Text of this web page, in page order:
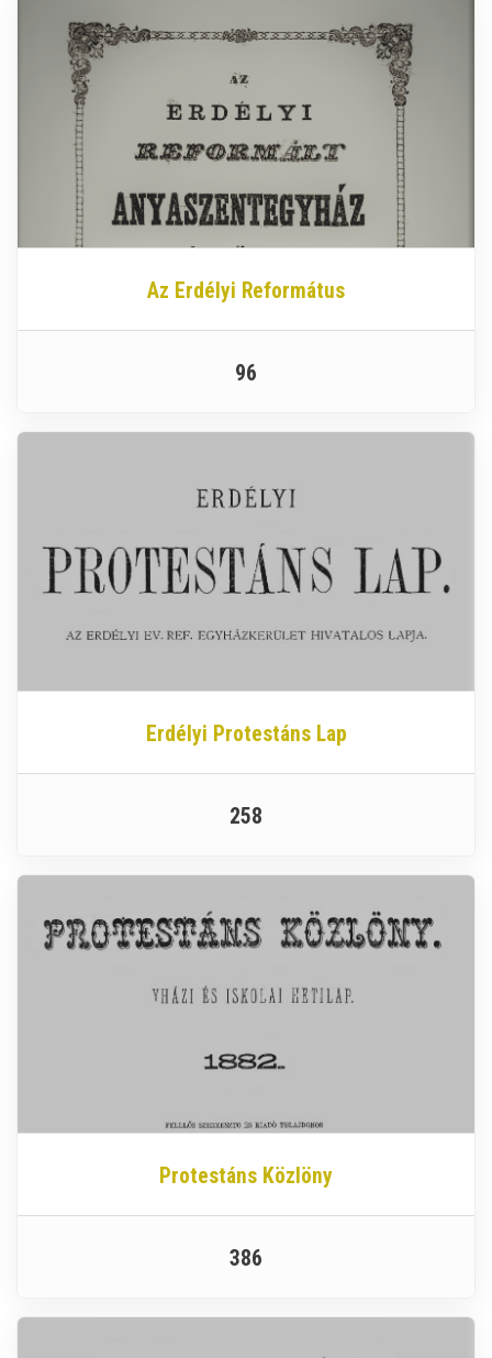
Az Erdélyi Református
96
Erdélyi Protestáns Lap
258
Protestáns Közlöny
386